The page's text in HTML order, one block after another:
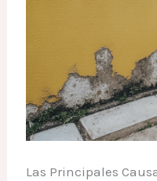
Las Principales